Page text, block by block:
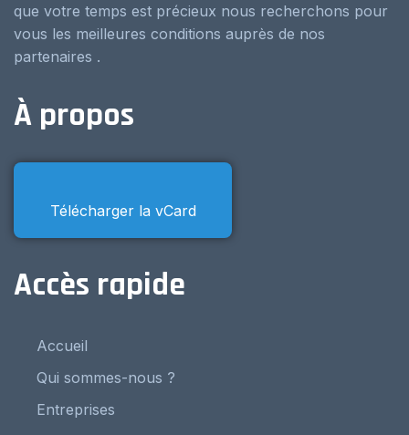
que votre temps est précieux nous recherchons pour
vous les meilleures conditions auprès de nos
partenaires .
À propos
Télécharger la vCard
Accès rapide
Accueil
Qui sommes-nous ?
Entreprises